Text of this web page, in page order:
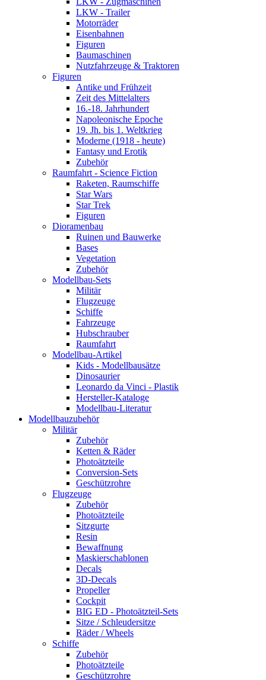
LKW - Trailer
Motorräder
Eisenbahnen
Figuren
Baumaschinen
Nutzfahrzeuge & Traktoren
Figuren
Antike und Frühzeit
Zeit des Mittelalters
16.-18. Jahrhundert
Napoleonische Epoche
19. Jh. bis 1. Weltkrieg
Moderne (1918 - heute)
Fantasy und Erotik
Zubehör
Raumfahrt - Science Fiction
Raketen, Raumschiffe
Star Wars
Star Trek
Figuren
Dioramenbau
Ruinen und Bauwerke
Bases
Vegetation
Zubehör
Modellbau-Sets
Militär
Flugzeuge
Schiffe
Fahrzeuge
Hubschrauber
Raumfahrt
Modellbau-Artikel
Kids - Modellbausätze
Dinosaurier
Leonardo da Vinci - Plastik
Hersteller-Kataloge
Modellbau-Literatur
Modellbauzubehör
Militär
Zubehör
Ketten & Räder
Photoätzteile
Conversion-Sets
Geschützrohre
Flugzeuge
Zubehör
Photoätzteile
Sitzgurte
Resin
Bewaffnung
Maskierschablonen
Decals
3D-Decals
Propeller
Cockpit
BIG ED - Photoätzteil-Sets
Sitze / Schleudersitze
Räder / Wheels
Schiffe
Zubehör
Photoätzteile
Geschützrohre